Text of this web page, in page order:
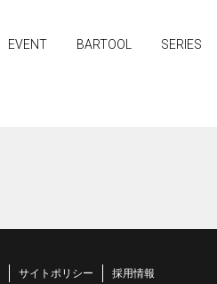
EVENT BARTOOL SERIES
サイトポリシー
採用情報